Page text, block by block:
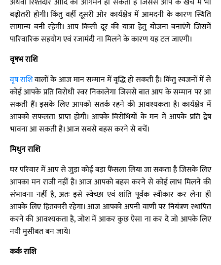
बढ़ोतरी होगी। किंतु वहीं दूसरी ओर कार्यक्षेत्र में आमदनी के कारण स्थिति
सामान्य बनी रहेगी। आप किसी दूर की यात्रा हेतु योजना बनाएंगे जिसमें
पारिवारिक सहयोग एवं रजामंदी ना मिलने के कारण यह टल जाएगी।
वृषभ राशि
वृष राशिवालों के आज मान सम्मान में वृद्धि हो सकती है। किंतु स्वजनों में से
कोई आपके प्रति विरोधी स्वर निकालेगा जिससे बात आप के सम्मान पर आ
सकती हैं। इसके लिए आपको सतर्क रहने की आवश्यकता है। कार्यक्षेत्र में
आपको सफलता प्राप्त होगी। आपके विरोधियों के मन में आपके प्रति द्वेष
भावना आ सकती है। आज सबसे बहस करने से बचें।
मिथुन राशि
घर परिवार में आप से जुड़ा कोई बड़ा फैंसला लिया जा सकता है जिसके लिए
आपका मन राजी नहीं है। आज आपको बहस करने से कोई लाभ मिलने की
संभावना नहीं है, अतः इसे स्वेच्छा एवं शांति पूर्वक स्वीकार कर लेना ही
आपके लिए हितकारी रहेगा। आज आपको अपनी वाणी पर नियंत्रण स्थापित
करने की आवश्यकता है, जोश में आकर कुछ ऐसा ना कर दे जो आपके लिए
नयी मुसीबत बन जाये।
कर्क राशि